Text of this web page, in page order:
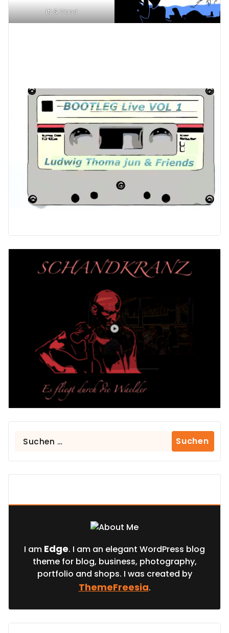
Ltj & Vand
Suchen
I am Edge. I am an elegant WordPress blog
theme for blog, business, photography,
portfolio and shops. I was created by
ThemeFreesia.